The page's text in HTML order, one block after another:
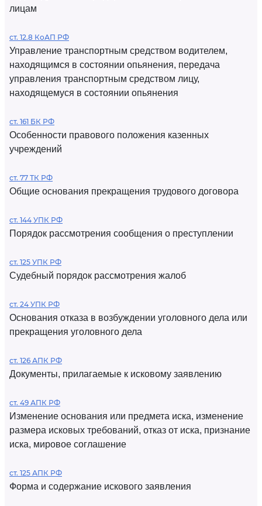
лицам
ст. 12.8 КоАП РФ
Управление транспортным средством водителем,
находящимся в состоянии опьянения, передача
управления транспортным средством лицу,
находящемуся в состоянии опьянения
ст. 161 БК РФ
Особенности правового положения казенных
учреждений
ст. 77 ТК РФ
Общие основания прекращения трудового договора
ст. 144 УПК РФ
Порядок рассмотрения сообщения о преступлении
ст. 125 УПК РФ
Судебный порядок рассмотрения жалоб
ст. 24 УПК РФ
Основания отказа в возбуждении уголовного дела или
прекращения уголовного дела
ст. 126 АПК РФ
Документы, прилагаемые к исковому заявлению
ст. 49 АПК РФ
Изменение основания или предмета иска, изменение
размера исковых требований, отказ от иска, признание
иска, мировое соглашение
ст. 125 АПК РФ
Форма и содержание искового заявления